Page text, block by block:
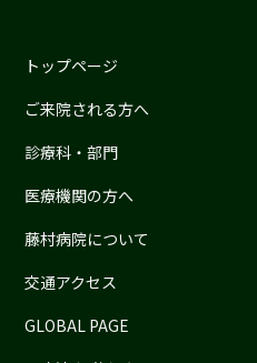
トップページ
ご来院される方へ
診療科・部門
医療機関の方へ
藤村病院について
交通アクセス
GLOBAL PAGE